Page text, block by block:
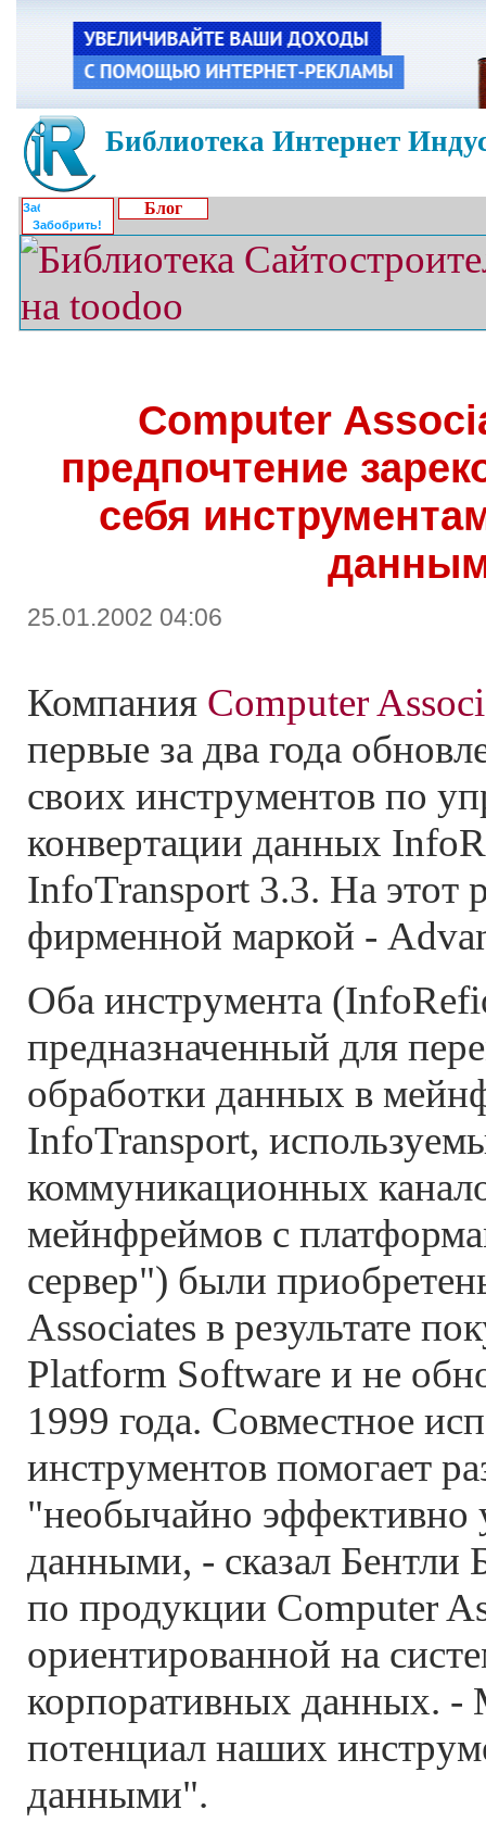
Библиотека Интернет
Забобрить!
Блог
Computer
предпочтение
себя
25.01.2002 04:06
Компания Computer
первые за два года
своих инструментов по
конвертации данных
InfoTransport 3.3. На этот
фирменной маркой -
Оба инструмента
предназначенный для
обработки данных в
InfoTransport,
коммуникационных
мейнфреймов с
сервер") были
Associates в результате
Platform Software и не
1999 года. Совместное
инструментов помогает
"необычайно эффективно
данными, - сказал Бентли
по продукции Computer
ориентированной на
корпоративных данных.
потенциал наших
данными".